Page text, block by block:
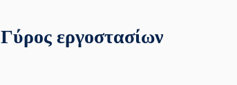
Γύρος εργοστασίων